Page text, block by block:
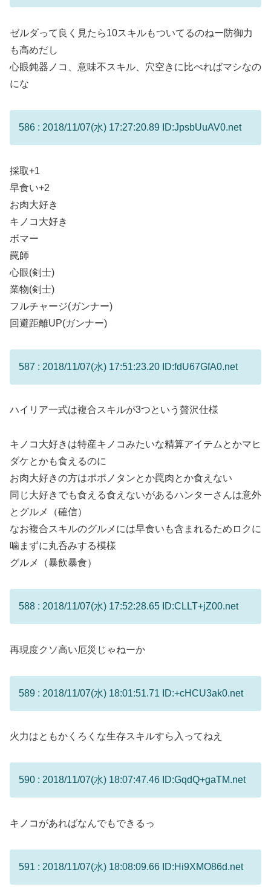
ゼルダって良く見たら10スキルもついてるのねー防御力
も高めだし
心眼鈍器ノコ、意味不スキル、穴空きに比べればマシなの
にな
586 : 2018/11/07(水) 17:27:20.89 ID:JpsbUuAV0.net
採取+1
早食い+2
お肉大好き
キノコ大好き
ボマー
罠師
心眼(剣士)
業物(剣士)
フルチャージ(ガンナー)
回避距離UP(ガンナー)
587 : 2018/11/07(水) 17:51:23.20 ID:fdU67GfA0.net
ハイリア一式は複合スキルが3つという贅沢仕様
キノコ大好きは特産キノコみたいな精算アイテムとかマヒ
ダケとかも食えるのに
お肉大好きの方はポポノタンとか罠肉とか食えない
同じ大好きでも食える食えないがあるハンターさんは意外
とグルメ（確信）
なお複合スキルのグルメには早食いも含まれるためロクに
噛まずに丸呑みする模様
グルメ（暴飲暴食）
588 : 2018/11/07(水) 17:52:28.65 ID:CLLT+jZ00.net
再現度クソ高い厄災じゃねーか
589 : 2018/11/07(水) 18:01:51.71 ID:+cHCU3ak0.net
火力はともかくろくな生存スキルすら入ってねえ
590 : 2018/11/07(水) 18:07:47.46 ID:GqdQ+gaTM.net
キノコがあればなんでもできるっ
591 : 2018/11/07(水) 18:08:09.66 ID:Hi9XMO86d.net